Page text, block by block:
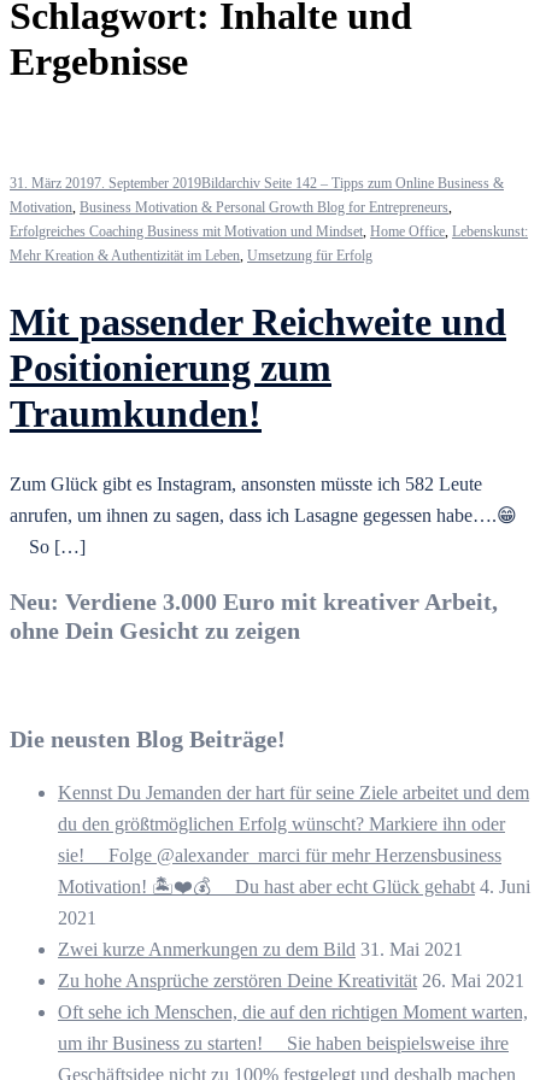
Schlagwort: Inhalte und
Ergebnisse
31. März 20197. September 2019Bildarchiv Seite 142 – Tipps zum Online Business &
Motivation, Business Motivation & Personal Growth Blog for Entrepreneurs,
Erfolgreiches Coaching Business mit Motivation und Mindset, Home Office, Lebenskunst:
Mehr Kreation & Authentizität im Leben, Umsetzung für Erfolg
Mit passender Reichweite und
Positionierung zum
Traumkunden!
Zum Glück gibt es Instagram, ansonsten müsste ich 582 Leute
anrufen, um ihnen zu sagen, dass ich Lasagne gegessen habe….😁
⠀ So […]
Neu: Verdiene 3.000 Euro mit kreativer Arbeit,
ohne Dein Gesicht zu zeigen
Die neusten Blog Beiträge!
Kennst Du Jemanden der hart für seine Ziele arbeitet und dem
du den größtmöglichen Erfolg wünscht? Markiere ihn oder
sie! ⠀ Folge @alexander_marci für mehr Herzensbusiness
Motivation! 🏝️❤️💰 ⠀ Du hast aber echt Glück gehabt 4. Juni
2021
Zwei kurze Anmerkungen zu dem Bild 31. Mai 2021
Zu hohe Ansprüche zerstören Deine Kreativität 26. Mai 2021
Oft sehe ich Menschen, die auf den richtigen Moment warten,
um ihr Business zu starten! ⠀ Sie haben beispielsweise ihre
Geschäftsidee nicht zu 100% festgelegt und deshalb machen